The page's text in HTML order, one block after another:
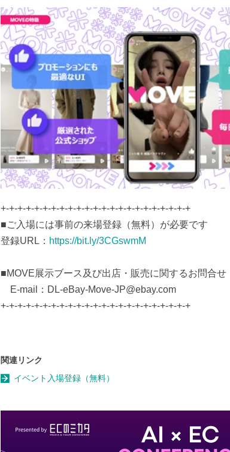
+-+-+-+-+-+-+-+-+-+-+-+-+-+-+-+-+-+-+-+-+-+-+
■ご入場には事前の来場登録（無料）が必要です
登録URL： https://bit.ly/3CGswmM
■MOVE展示ブース及び出店・販売に関するお問合せ
E-mail：DL-eBay-Move-JP@ebay.com
+-+-+-+-+-+-+-+-+-+-+-+-+-+-+-+-+-+-+-+-+-+-+
関連リンク
イベント入場登録（無料）